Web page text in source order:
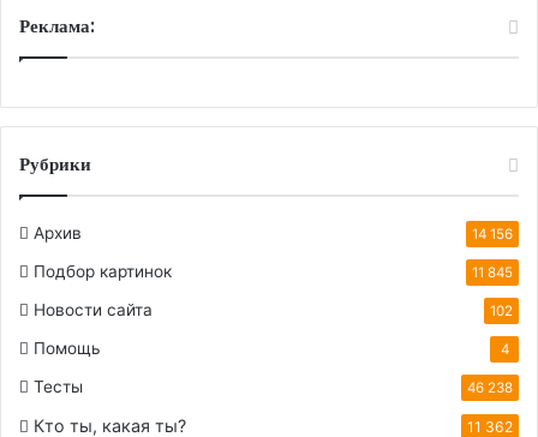
Реклама:
Рубрики
Архив 14 156
Подбор картинок 11 845
Новости сайта 102
Помощь 4
Тесты 46 238
Кто ты, какая ты? 11 362